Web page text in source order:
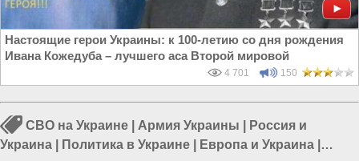
Настоящие герои Украины: к 100-летию со дня рождения
Ивана Кожедуба – лучшего аса Второй мировой
4 701 150
СВО на Украине Армия Украины
Россия и
Украина
Политика в Украине Европа и Украина